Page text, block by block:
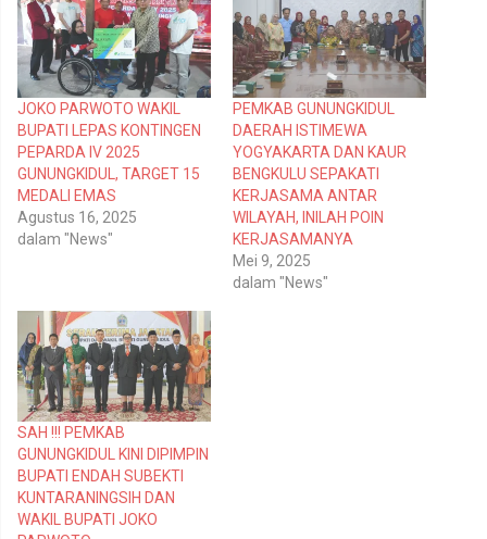
e
r
b
a
g
i
p
a
d
a
T
w
i
t
t
e
r
(
b
u
k
a
d
i
j
e
n
d
e
l
a
y
a
n
g
e
m
b
a
g
i
k
a
n
d
i
a
c
e
b
o
e
m
b
u
k
a
d
i
j
e
d
e
l
a
y
JOKO PARWOTO WAKIL
BUPATI LEPAS KONTINGEN
PEPARDA IV 2025
GUNUNGKIDUL, TARGET 15
MEDALI EMAS
Agustus 16, 2025
dalam "News"
PEMKAB GUNUNGKIDUL
DAERAH ISTIMEWA
YOGYAKARTA DAN KAUR
BENGKULU SEPAKATI
KERJASAMA ANTAR
WILAYAH, INILAH POIN
KERJASAMANYA
Mei 9, 2025
dalam "News"
SAH !!! PEMKAB
GUNUNGKIDUL KINI DIPIMPIN
BUPATI ENDAH SUBEKTI
KUNTARANINGSIH DAN
WAKIL BUPATI JOKO